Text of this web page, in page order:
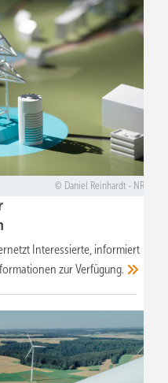
Daniel Reinhardt - NRL
Interessierte, informiert
zurVerfügung.